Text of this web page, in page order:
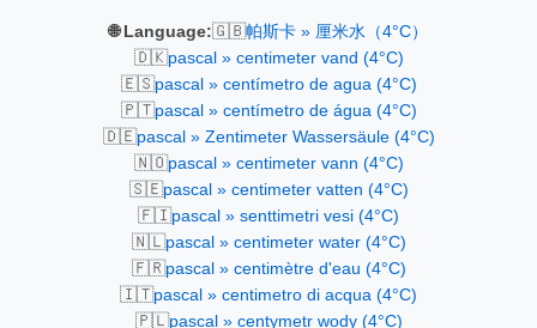
🌐 Language:🇬🇧帕斯卡 » 厘米水（4°C）
🇩🇰pascal » centimeter vand (4°C)
🇪🇸pascal » centímetro de agua (4°C)
🇵🇹pascal » centímetro de água (4°C)
🇩🇪pascal » Zentimeter Wassersäule (4°C)
🇳🇴pascal » centimeter vann (4°C)
🇸🇪pascal » centimeter vatten (4°C)
🇫🇮pascal » senttimetri vesi (4°C)
🇳🇱pascal » centimeter water (4°C)
🇫🇷pascal » centimètre d'eau (4°C)
🇮🇹pascal » centimetro di acqua (4°C)
🇵🇱pascal » centymetr wody (4°C)